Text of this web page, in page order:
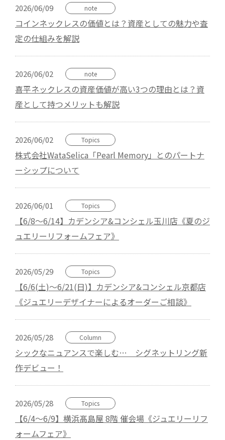
2026/06/09
コインネックレスの価値とは？資産としての魅力や査
定の仕組みを解説
note
2026/06/02
喜平ネックレスの資産価値が高い3つの理由とは？資
産として持つメリットも解説
note
2026/06/02
株式会社WataSelica「Pearl Memory」とのパートナ
ーシップについて
Topics
2026/06/01
【6/8～6/14】カデンシア&コンシェル玉川店《夏のジ
ュエリーリフォームフェア》
Topics
2026/05/29
【6/6(土)～6/21(日)】カデンシア&コンシェル京都店
《ジュエリーデザイナーによるオーダーご相談》
Topics
2026/05/28
シックなニュアンスで楽しむ… シグネットリング新
作デビュー！
Column
2026/05/28
【6/4～6/9】横浜髙島屋 8階 催会場《ジュエリーリフ
ォームフェア》
Topics